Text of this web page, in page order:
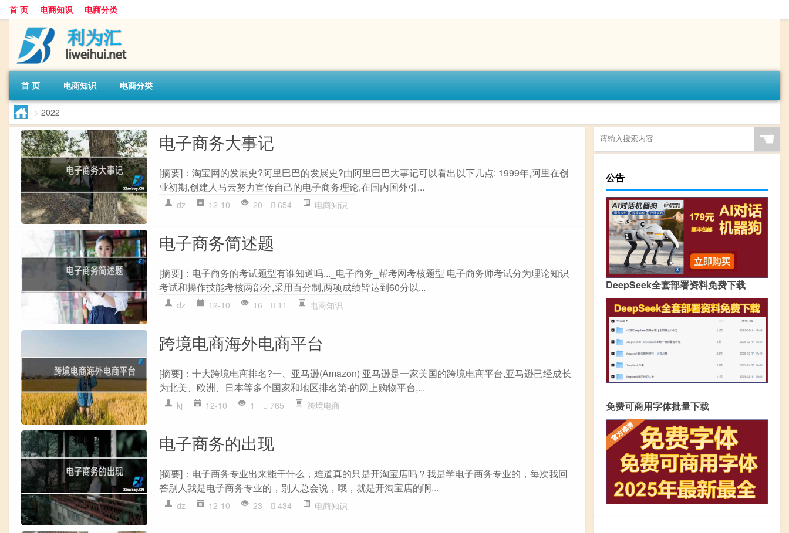
首 页 电商知识 电商分类
首 页 电商知识 电商分类
> 2022
电子商务大事记
[摘要]：淘宝网的发展史?阿里巴巴的发展史?由阿里巴巴大事记可以看出以下几点: 1999年,阿里在创
业初期,创建人马云努力宣传自己的电子商务理论,在国内国外引...
dz 12-10 20 654 电商知识
电子商务简述题
[摘要]：电子商务的考试题型有谁知道吗..._电子商务_帮考网考核题型 电子商务师考试分为理论知识
考试和操作技能考核两部分,采用百分制,两项成绩皆达到60分以...
dz 12-10 16 11 电商知识
跨境电商海外电商平台
[摘要]：十大跨境电商排名?一、亚马逊(Amazon) 亚马逊是一家美国的跨境电商平台,亚马逊已经成长
为北美、欧洲、日本等多个国家和地区排名第-的网上购物平台,...
kj 12-10 1 765 跨境电商
电子商务的出现
[摘要]：电子商务专业出来能干什么，难道真的只是开淘宝店吗？我是学电子商务专业的，每次我回
答别人我是电子商务专业的，别人总会说，哦，就是开淘宝店的啊...
dz 12-10 23 434 电商知识
☚
公告
DeepSeek全套部署资料免费下载
免费可商用字体批量下载